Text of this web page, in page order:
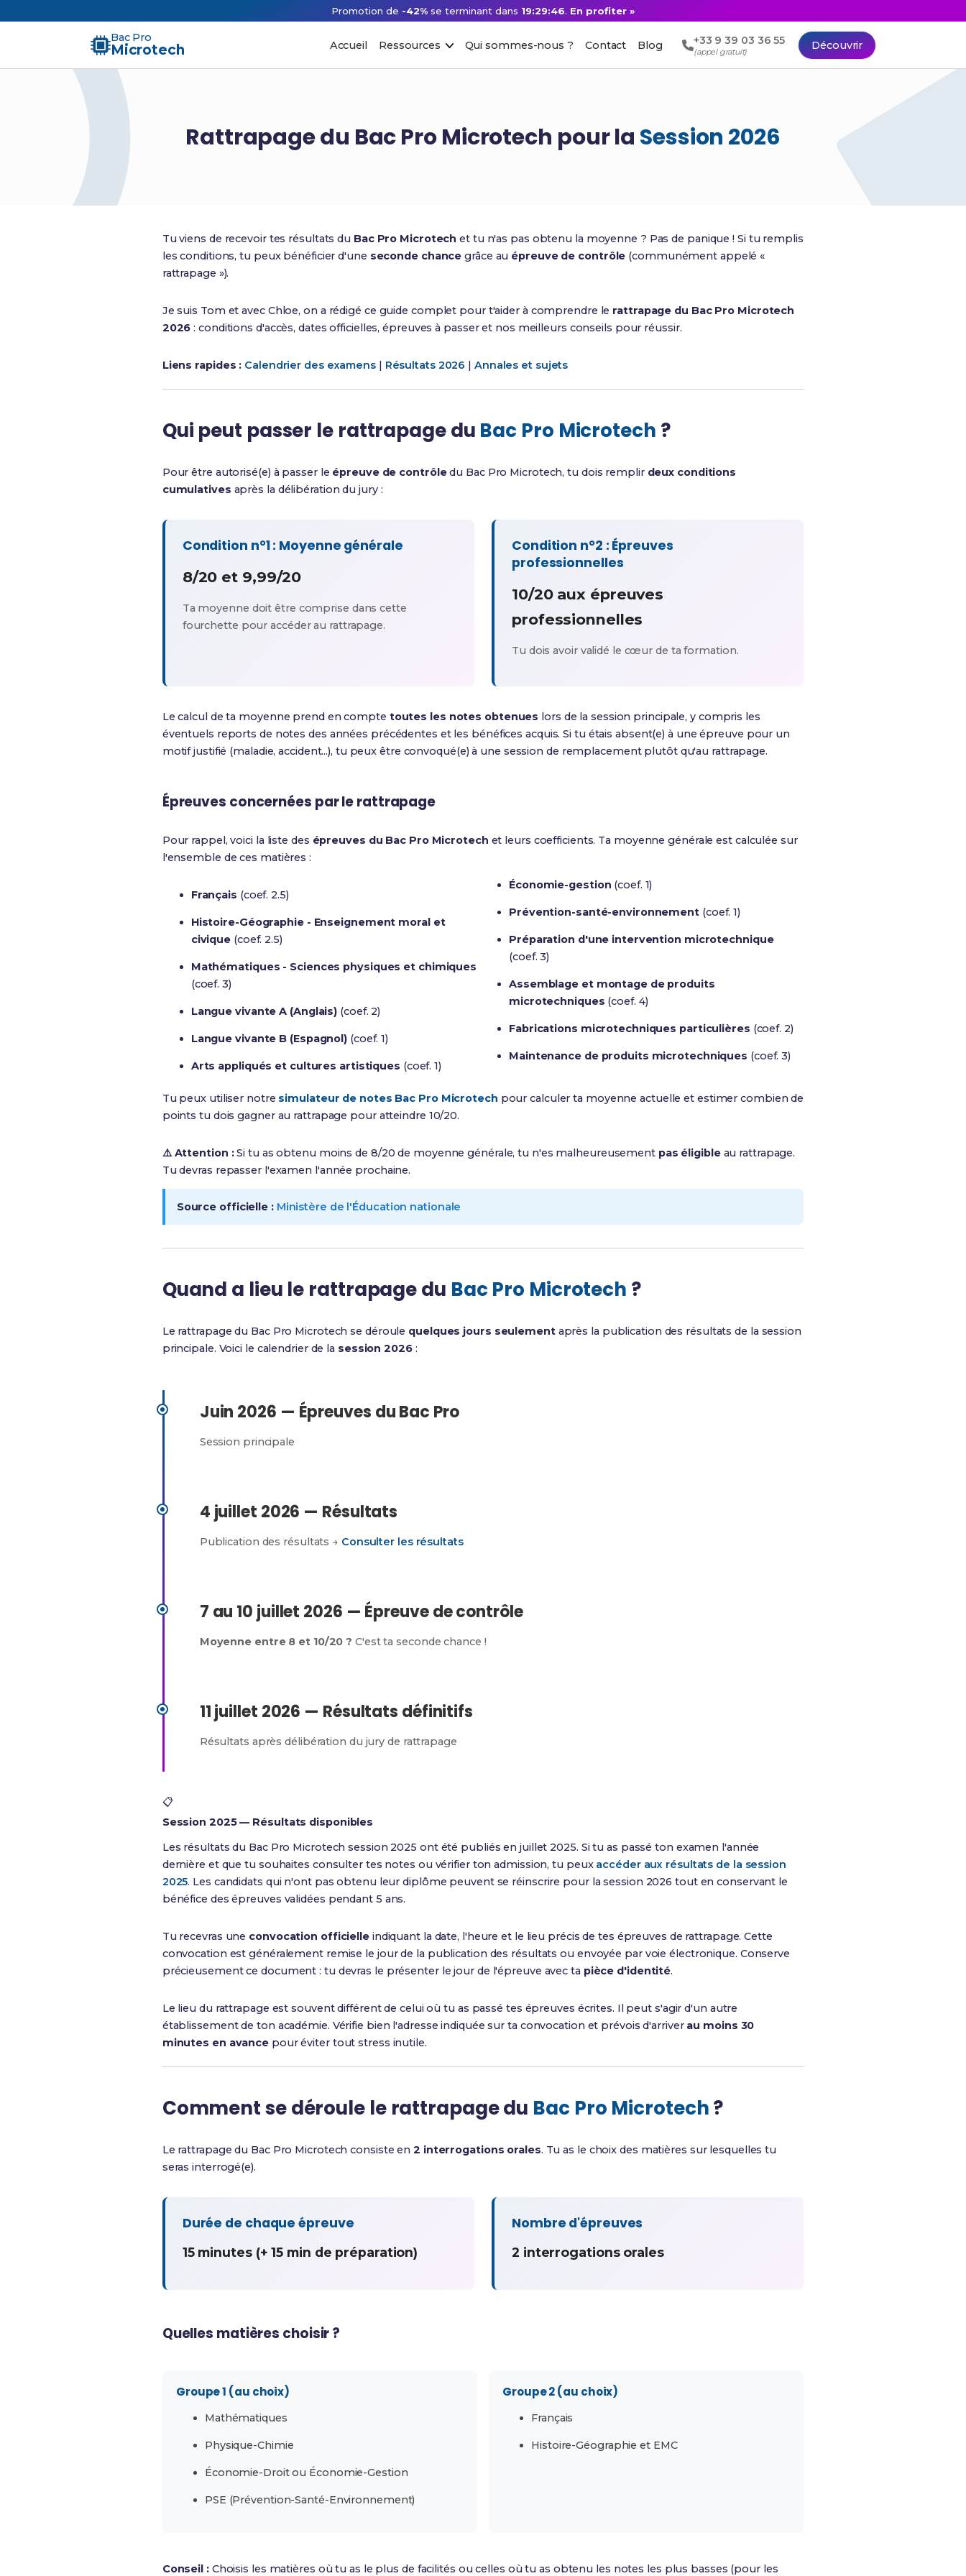
Promotion de -42% se terminant dans 19:29:45. En profiter »
Bac Pro
Microtech Accueil Ressources Qui sommes-nous ? Contact Blog +33 9 39 03 36 55
(appel gratuit)
Découvrir
Rattrapage du Bac Pro Microtech pour la Session 2026
Tu viens de recevoir tes résultats du Bac Pro Microtech et tu n'as pas obtenu la moyenne ? Pas de panique ! Si tu remplis
les conditions, tu peux bénéficier d'une seconde chance grâce au épreuve de contrôle (communément appelé «
rattrapage »).
Je suis Tom et avec Chloe, on a rédigé ce guide complet pour t'aider à comprendre le rattrapage du Bac Pro Microtech
2026 : conditions d'accès, dates officielles, épreuves à passer et nos meilleurs conseils pour réussir.
Liens rapides : Calendrier des examens| Résultats 2026 | Annales et sujets
Qui peut passer le rattrapage du Bac Pro Microtech ?
Pour être autorisé(e) à passer le épreuve de contrôledu Bac Pro Microtech, tu dois remplir deux conditions
cumulatives après la délibération du jury :
Condition n°1 : Moyenne générale
8/20 et 9,99/20
Ta moyenne doit être comprise dans cette
fourchette pour accéder au rattrapage.
Condition n°2 : Épreuves
professionnelles
10/20 aux épreuves
professionnelles
Tu dois avoir validé le cœur de ta formation.
Le calcul de ta moyenne prend en compte toutes les notes obtenues lors de la session principale, y compris les
éventuels reports de notes des années précédentes et les bénéfices acquis. Si tu étais absent(e) à une épreuve pour un
motif justifié (maladie, accident...), tu peux être convoqué(e) à une session de remplacement plutôt qu'au rattrapage.
Épreuves concernées par le rattrapage
Pour rappel, voici la liste des épreuves du Bac Pro Microtech et leurs coefficients. Ta moyenne générale est calculée sur
l'ensemble de ces matières :
Français (coef. 2.5)
Histoire-Géographie - Enseignement moral et
civique (coef. 2.5)
Mathématiques - Sciences physiques et chimiques
(coef. 3)
Langue vivante A (Anglais) (coef. 2)
Langue vivante B (Espagnol) (coef. 1)
Arts appliqués et cultures artistiques (coef. 1)
Économie-gestion (coef. 1)
Prévention-santé-environnement (coef. 1)
Préparation d'une intervention microtechnique
(coef. 3)
Assemblage et montage de produits
microtechniques (coef. 4)
Fabrications microtechniques particulières (coef. 2)
Maintenance de produits microtechniques (coef. 3)
Tu peux utiliser notre simulateur de notes Bac Pro Microtech pour calculer ta moyenne actuelle et estimer combien de
points tu dois gagner au rattrapage pour atteindre 10/20.
⚠️ Attention :Si tu as obtenu moins de 8/20 de moyenne générale, tu n'es malheureusement pas éligibleau rattrapage.
Tu devras repasser l'examen l'année prochaine.
Source officielle : Ministère de l'Éducation nationale
Quand a lieu le rattrapage du Bac Pro Microtech ?
Le rattrapage du Bac Pro Microtech se déroule quelques jours seulementaprès la publication des résultats de la session
principale. Voici le calendrier de la session 2026:
Juin 2026 — Épreuves du Bac Pro
Session principale
4 juillet 2026 — Résultats
Publication des résultats → Consulter les résultats
7 au 10 juillet 2026 — Épreuve de contrôle
Moyenne entre 8 et 10/20 ? C'est ta seconde chance !
11 juillet 2026 — Résultats définitifs
Résultats après délibération du jury de rattrapage
📋
Session 2025 — Résultats disponibles
Les résultats du Bac Pro Microtech session 2025 ont été publiés en juillet 2025. Si tu as passé ton examen l'année
dernière et que tu souhaites consulter tes notes ou vérifier ton admission, tu peux accéder aux résultats de la session
2025. Les candidats qui n'ont pas obtenu leur diplôme peuvent se réinscrire pour la session 2026 tout en conservant le
bénéfice des épreuves validées pendant 5 ans.
Tu recevras une convocation officielleindiquant la date, l'heure et le lieu précis de tes épreuves de rattrapage. Cette
convocation est généralement remise le jour de la publication des résultats ou envoyée par voie électronique. Conserve
précieusement ce document : tu devras le présenter le jour de l'épreuve avec ta pièce d'identité.
Le lieu du rattrapage est souvent différent de celui où tu as passé tes épreuves écrites. Il peut s'agir d'un autre
établissement de ton académie. Vérifie bien l'adresse indiquée sur ta convocation et prévois d'arriver au moins 30
minutes en avance pour éviter tout stress inutile.
Comment se déroule le rattrapage du Bac Pro Microtech?
Le rattrapage du Bac Pro Microtech consiste en2 interrogations orales. Tu as le choix des matières sur lesquelles tu
seras interrogé(e).
Durée de chaque épreuve
15 minutes (+ 15 min de préparation)
Nombre d'épreuves
2 interrogations orales
Quelles matières choisir ?
Groupe 1 (au choix)
Mathématiques
Physique-Chimie
Économie-Droit ou Économie-Gestion
PSE (Prévention-Santé-Environnement)
Groupe 2 (au choix)
Français
Histoire-Géographie et EMC
Conseil :Choisis les matières où tu as le plus de facilités ou celles où tu as obtenu les notes les plus basses (pour les